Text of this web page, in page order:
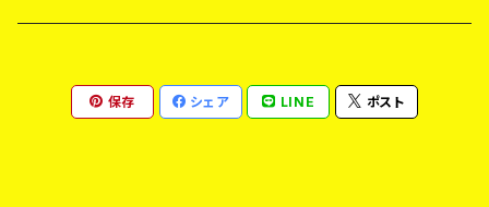
ヤードグラス
ヤードグラス
シャンパン
保存 シェア LINE ポスト